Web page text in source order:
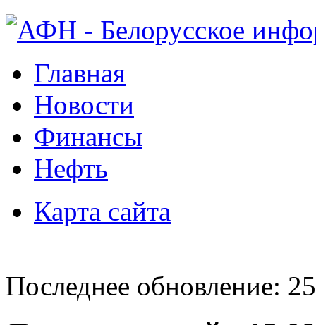
Главная
Новости
Финансы
Нефть
Карта сайта
Последнее обновление: